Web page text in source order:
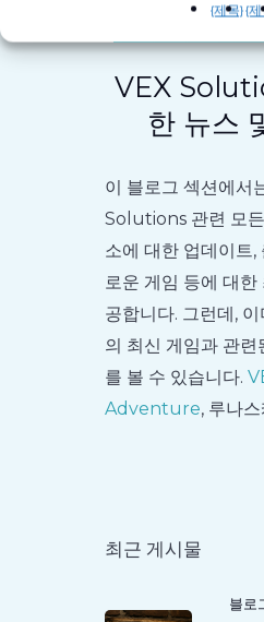
{제목}{
VEX
한 뉴스
이 블로그 섹션에서
Solutions 관련 모
소에 대한 업데이트,
로운 게임 등에 대한
공합니다. 그런데,
의 최신 게임과 관련
를 볼 수 있습니다.
Adventure, 루나
최근 게시물
블로